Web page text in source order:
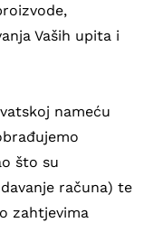
Vaših upita i
nameću
što su
računa) te
zahtjevima